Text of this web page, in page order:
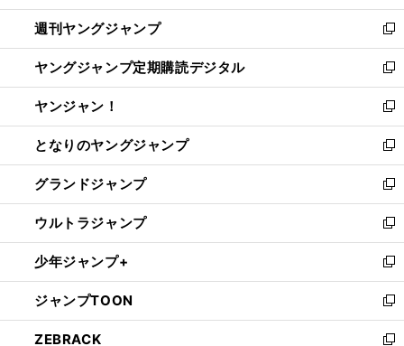
開
く
ウ
で
開
く
ン
ド
ウ
で
開
く
ウ
ィ
ン
ド
ウ
で
開
く
週刊ヤングジャンプ
新
し
い
ウ
ィ
ン
ド
ウ
で
開
く
ヤングジャンプ定期購読デジタル
新
し
い
ウ
ィ
ン
ド
ウ
で
開
く
ヤンジャン！
新
し
い
ウ
ィ
ン
ド
ウ
で
開
く
となりのヤングジャンプ
新
し
い
ウ
ィ
ン
ド
ウ
で
開
く
グランドジャンプ
新
し
い
ウ
ィ
ン
ド
ウ
で
ウルトラジャンプ
新
し
い
ウ
ィ
ン
ド
少年ジャンプ+
新
し
い
ウ
ィ
ジャンプTOON
新
し
い
ZEBRACK